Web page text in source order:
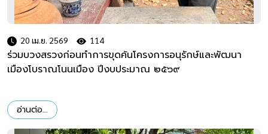
20 เม.ย. 2569 114
ร่วมบวงสรวงก่อนทำการขุดค้นโครงการอนุรักษ์และพัฒนา
เมืองโบราณโนนเมือง ปีงบประมาณ ๒๕๖๙
อ่านต่อ...